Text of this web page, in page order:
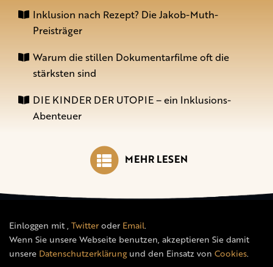
Inklusion nach Rezept? Die Jakob-Muth-
Preisträger
Warum die stillen Dokumentarfilme oft die
stärksten sind
DIE KINDER DER UTOPIE – ein Inklusions-
Abenteuer
MEHR LESEN
Einloggen mit, Twitteroder Email.
Wenn Sie unsere Webseite benutzen, akzeptieren Sie damit
unsere Datenschutzerklärungund den Einsatz von Cookies.